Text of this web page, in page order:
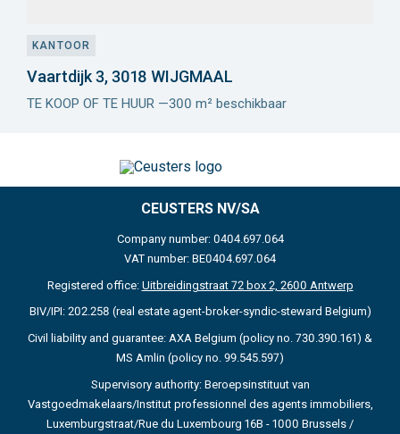
KANTOOR
Vaartdijk 3, 3018 WIJGMAAL
TE KOOP OF TE HUUR —300 m² beschikbaar
CEUSTERS NV/SA
Company number: 0404.697.064
VAT number: BE0404.697.064
Registered office: Uitbreidingstraat 72 box 2, 2600 Antwerp
BIV/IPI: 202.258 (real estate agent-broker-syndic-steward Belgium)
Civil liability and guarantee: AXA Belgium (policy no. 730.390.161) &
MS Amlin (policy no. 99.545.597)
Supervisory authority: Beroepsinstituut van
Vastgoedmakelaars/Institut professionnel des agents immobiliers,
Luxemburgstraat/Rue du Luxembourg 16B - 1000 Brussels /